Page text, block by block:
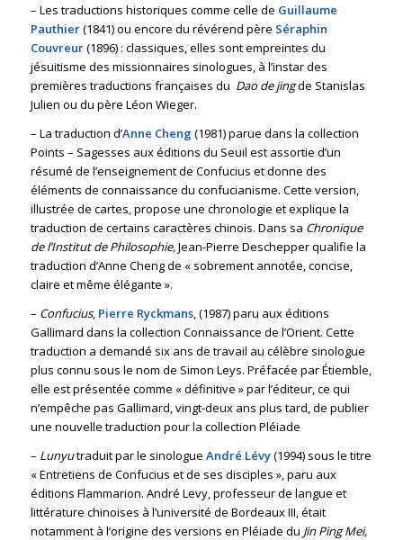
– Les traductions historiques comme celle de Guillaume
Pauthier(1841) ou encore du révérend père Séraphin
Couvreur(1896) : classiques, elles sont empreintes du
jésuitisme des missionnaires sinologues, à l’instar des
premières traductions françaises du Dao de jingde Stanislas
Julien ou du père Léon Wieger.
– La traduction d’Anne Cheng (1981) parue dans la collection
Points – Sagesses aux éditions du Seuil est assortie d’un
résumé de l’enseignement de Confucius et donne des
éléments de connaissance du confucianisme. Cette version,
illustrée de cartes, propose une chronologie et explique la
traduction de certains caractères chinois. Dans sa Chronique
de l’Institut de Philosophie,Jean-Pierre Deschepper qualifie la
traduction d’Anne Cheng de « sobrement annotée, concise,
claire et même élégante ».
– Confucius, Pierre Ryckmans, (1987) paru aux éditions
Gallimard dans la collection Connaissance de l’Orient. Cette
traduction a demandé six ans de travail au célèbre sinologue
plus connu sous le nom de Simon Leys. Préfacée par Étiemble,
elle est présentée comme « définitive » par l’éditeur, ce qui
n’empêche pas Gallimard, vingt-deux ans plus tard, de publier
une nouvelle traduction pour la collection Pléiade
– Lunyutraduit par le sinologue André Lévy(1994) sous le titre
« Entretiens de Confucius et de ses disciples », paru aux
éditions Flammarion. André Levy, professeur de langue et
littérature chinoises à l’université de Bordeaux III, était
notamment à l’origine des versions en Pléiade du Jin Ping Mei,